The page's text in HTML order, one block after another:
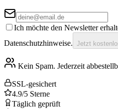
Ich möchte den Newsletter
Datenschutzhinweise. Jetzt
Kein Spam. Jederzeit
SSL-gesichert
4.9/5 Sterne
Täglich geprüft